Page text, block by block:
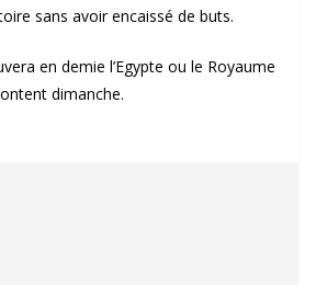
sans avoir encaissé de buts.
en demie l’Egypte ou le Royaume
dimanche.